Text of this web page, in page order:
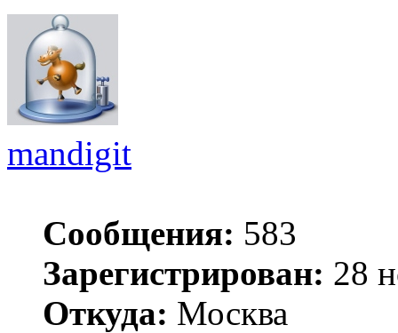
mandigit
Сообщения: 583
Зарегистрирован: 28
Откуда: Москва